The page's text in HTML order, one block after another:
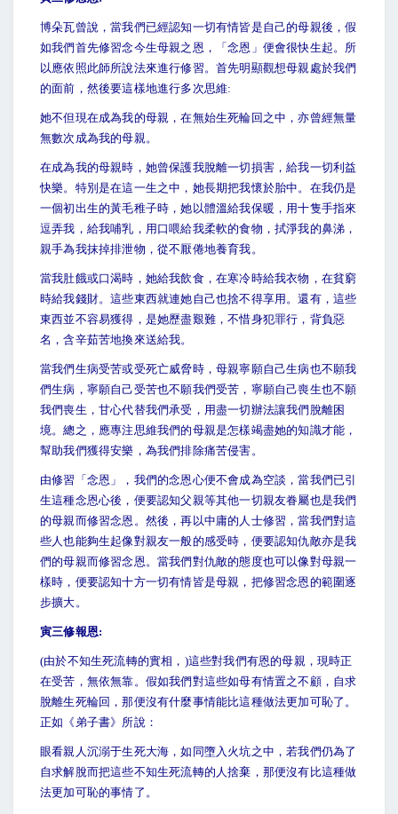
博朵瓦曾說，當我們已經認知一切有情皆是自己的母親後，假
如我們首先修習念今生母親之恩，「念恩」便會很快生起。所
以應依照此師所說法來進行修習。首先明顯觀想母親處於我們
的面前，然後要這樣地進行多次思維:
她不但現在成為我的母親，在無始生死輪回之中，亦曾經無量
無數次成為我的母親。
在成為我的母親時，她曾保護我脫離一切損害，給我一切利益
快樂。特別是在這一生之中，她長期把我懷於胎中。在我仍是
一個初出生的黃毛稚子時，她以體溫給我保暖，用十隻手指來
逗弄我，給我哺乳，用口喂給我柔軟的食物，拭淨我的鼻涕，
親手為我抹掉排泄物，從不厭倦地養育我。
當我肚餓或口渴時，她給我飲食，在寒冷時給我衣物，在貧窮
時給我錢財。這些東西就連她自己也捨不得享用。還有，這些
東西並不容易獲得，是她歷盡艱難，不惜身犯罪行，背負惡
名，含辛茹苦地換來送給我。
當我們生病受苦或受死亡威脅時，母親寧願自己生病也不願我
們生病，寧願自己受苦也不願我們受苦，寧願自己喪生也不願
我們喪生，甘心代替我們承受，用盡一切辦法讓我們脫離困
境。總之，應專注思維我們的母親是怎樣竭盡她的知識才能，
幫助我們獲得安樂，為我們排除痛苦侵害。
由修習「念恩」，我們的念恩心便不會成為空談，當我們已引
生這種念恩心後，便要認知父親等其他一切親友眷屬也是我們
的母親而修習念恩。然後，再以中庸的人士修習，當我們對這
些人也能夠生起像對親友一般的感受時，便要認知仇敵亦是我
們的母親而修習念恩。當我們對仇敵的態度也可以像對母親一
樣時，便要認知十方一切有情皆是母親，把修習念恩的範圍逐
步擴大。
寅三修報恩:
(由於不知生死流轉的實相，)這些對我們有恩的母親，現時正
在受苦，無依無靠。假如我們對這些如母有情置之不顧，自求
脫離生死輪回，那便沒有什麼事情能比這種做法更加可恥了。
正如《弟子書》所說：
眼看親人沉溺于生死大海，如同墮入火坑之中，若我們仍為了
自求解脫而把這些不知生死流轉的人捨棄，那便沒有比這種做
法更加可恥的事情了。